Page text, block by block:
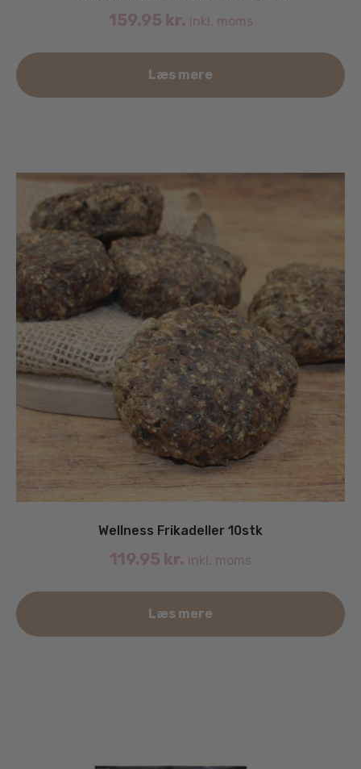
159.95 kr. inkl. moms
Læs mere
Wellness Frikadeller 10stk
119.95 kr. inkl. moms
Læs mere